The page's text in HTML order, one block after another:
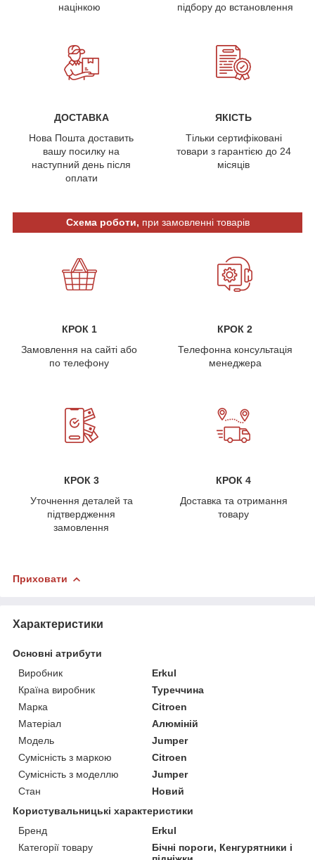
націнкою
підбору до встановлення
ДОСТАВКА
ЯКІСТЬ
Нова Пошта доставить
вашу посилку на
наступний день після
оплати
Тільки сертифіковані
товари з гарантією до 24
місяців
Схема роботи, при замовленні товарів
КРОК 1
КРОК 2
Замовлення на сайті або
по телефону
Телефонна консультація
менеджера
КРОК 3
КРОК 4
Уточнення деталей та
підтвердження
замовлення
Доставка та отримання
товару
Приховати
Характеристики
Основні атрибути
Виробник
Erkul
Країна виробник
Туреччина
Марка
Citroen
Матеріал
Алюміній
Модель
Jumper
Сумісність з маркою
Citroen
Сумісність з моделлю
Jumper
Стан
Новий
Користувальницькі характеристики
Бренд
Erkul
Категорії товару
Бічні пороги, Кенгурятники і